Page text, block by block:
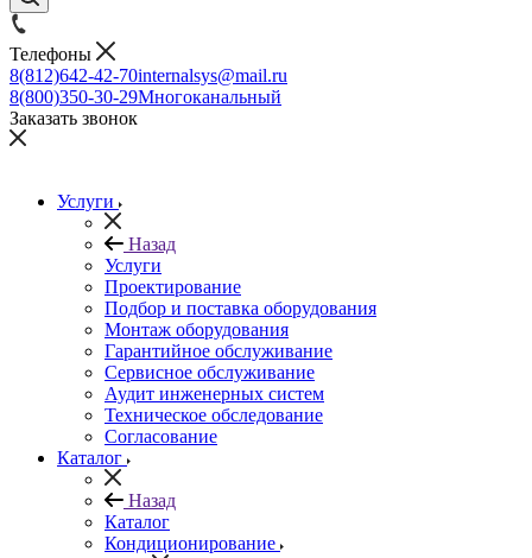
Телефоны
8(812)642-42-70internalsys@mail.ru
8(800)350-30-29Многоканальный
Заказать звонок
Услуги
Назад
Услуги
Проектирование
Подбор и поставка оборудования
Монтаж оборудования
Гарантийное обслуживание
Сервисное обслуживание
Аудит инженерных систем
Техническое обследование
Согласование
Каталог
Назад
Каталог
Кондиционирование